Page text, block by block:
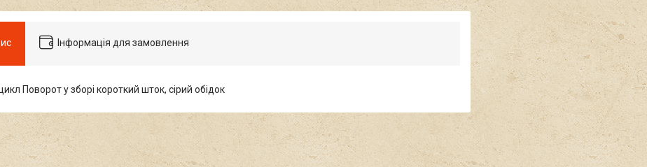
Інформація для замовлення
Поворот у зборі короткий шток, сірий обідок